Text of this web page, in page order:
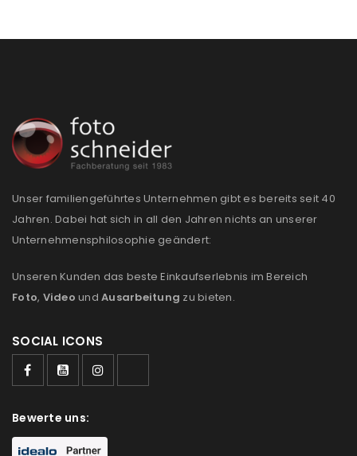
REGISTRIEREN
E-Mail-Adresse*
Ein Link zum Erstellen eines neuen Passworts wird an
NEWSLETTER ABONNIEREN
us
Ich stimme zu
Ja, ich möchte ein Kundenkonto eröffnen und
akzeptiere die
Unser familiengeführtes Unternehmen gibt es bereits seit 40
Jahren. Dabei hat sich in all den Jahren nichts an unserer
Unternehmensphilosophie geändert:
Unseren Kunden das beste Einkaufserlebnis im Bereich
Foto, Video und Ausarbeitung zu bieten.
SOCIAL ICONS
Bewerte uns: